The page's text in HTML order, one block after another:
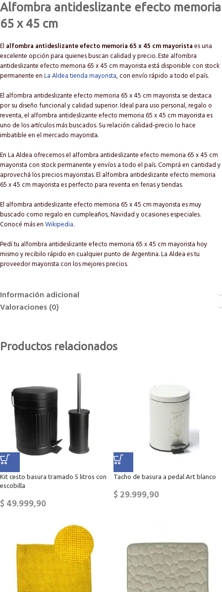
Alfombra antideslizante efecto memoria
65 x 45 cm
El alfombra antideslizante efecto memoria 65 x 45 cm mayoristaes una
excelente opción para quienes buscan calidad y precio. Este alfombra
antideslizante efecto memoria 65 x 45 cm mayorista está disponible con stock
permanente enLa Aldea tienda mayorista, con envío rápido a todo el país.
El alfombra antideslizante efecto memoria 65 x 45 cm mayorista se destaca
por su diseño funcional y calidad superior. Ideal para uso personal, regalo o
reventa, el alfombra antideslizante efecto memoria 65 x 45 cm mayorista es
uno de los artículos más buscados. Su relación calidad-precio lo hace
imbatible en el mercado mayorista.
En La Aldea ofrecemos el alfombra antideslizante efecto memoria 65 x 45 cm
mayorista con stock permanente y envíos a todo el país. Comprá en cantidad y
aprovechá los precios mayoristas. El alfombra antideslizante efecto memoria
65 x 45 cm mayorista es perfecto para reventa en ferias y tiendas.
El alfombra antideslizante efecto memoria 65 x 45 cm mayorista es muy
buscado como regalo en cumpleaños, Navidad y ocasiones especiales.
Conocé más enWikipedia.
Pedí tu alfombra antideslizante efecto memoria 65 x 45 cm mayorista hoy
mismo y recibilo rápido en cualquier punto de Argentina. La Aldea es tu
proveedor mayorista con los mejores precios.
Información adicional
Valoraciones (0)
Productos relacionados
Kit cesto basura tramado 5 litros con
escobilla
$49.999,90
Tacho de basura a pedal Art blanco
$29.999,90